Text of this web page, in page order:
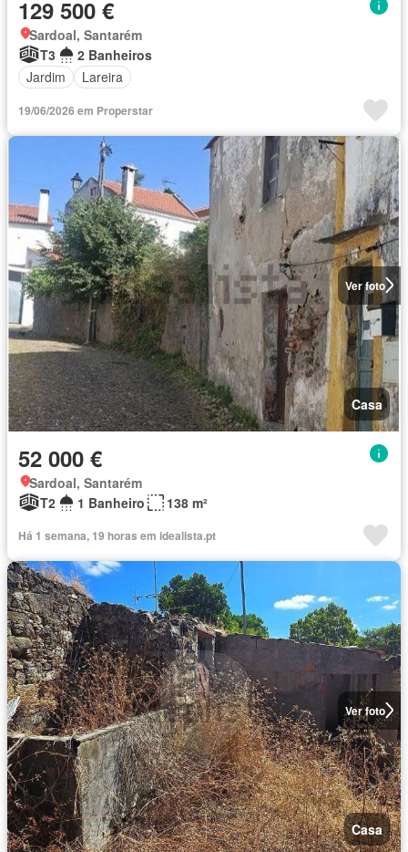
129 500 €
Sardoal, Santarém
T3
2 Banheiros
Jardim
Lareira
19/06/2026 em Properstar
Ver foto
Casa
52 000 €
Sardoal, Santarém
T2
1 Banheiro 138 m²
Há 1 semana, 19 horas em idealista.pt
Ver foto
Casa